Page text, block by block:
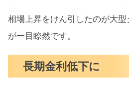
相場上昇をけん引したのが大
が一目瞭然です。
長期金利低下に